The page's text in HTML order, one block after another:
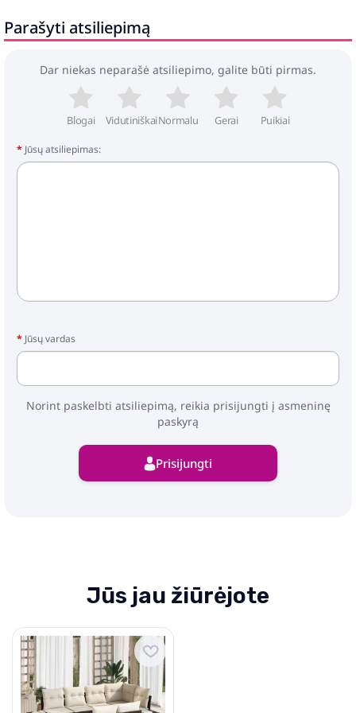
Parašyti atsiliepimą
Dar niekas neparašė atsiliepimo, galite būti pirmas.
Blogai VidutiniškaiNormalu Gerai Puikiai
Jūsų atsiliepimas:
Jūsų vardas
Norint paskelbti atsiliepimą, reikia prisijungti į asmeninę
paskyrą
Prisijungti
Jūs jau žiūrėjote